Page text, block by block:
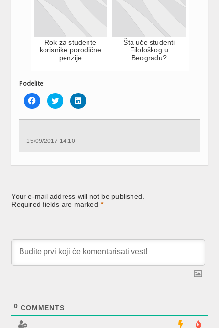
Rok za studente
korisnike porodične
penzije
Šta uče studenti
Filološkog u
Beogradu?
Podelite:
Click
to
share
Facebook
new
Click
to
share
Twitter
new
Click
to
LinkedIn
15/09/2017 14:10
Your e-mail address will not be published.
Required fields are marked *
0 COMMENTS